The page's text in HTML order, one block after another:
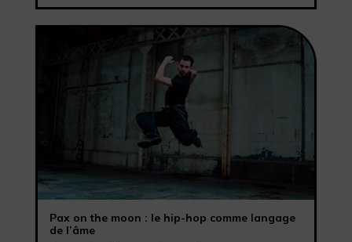
Pax on the moon : le hip-hop comme langage
de l’âme